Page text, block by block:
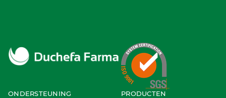
ONDERSTEUNING PRODUCTEN